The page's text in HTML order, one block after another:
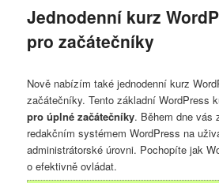
Jednodenní kurz
pro začátečníky
Nově nabízím také jednodenní kurz
začátečníky. Tento základní WordPress
pro úplné začátečníky. Během dne vás
redakčním systémem WordPress na
administrátorské úrovni. Pochopíte jak
o efektivně ovládat.